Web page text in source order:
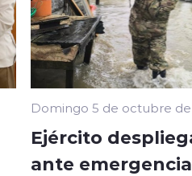
Domingo 5 de octubre de
Ejército
ante emergencia